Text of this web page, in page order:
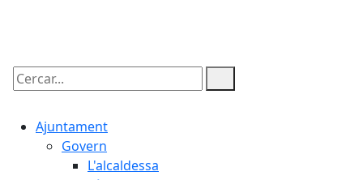
Cercar:
Ajuntament
Govern
L'alcaldessa